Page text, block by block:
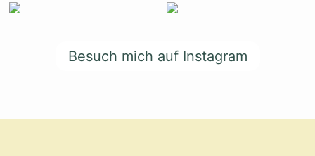
Besuch mich auf Instagram